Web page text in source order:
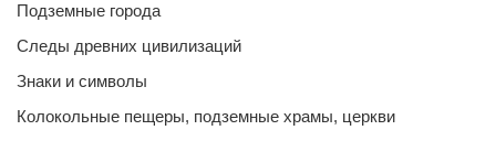
Подземные города
Следы древних цивилизаций
Знаки и символы
Колокольные пещеры, подземные храмы, церкви